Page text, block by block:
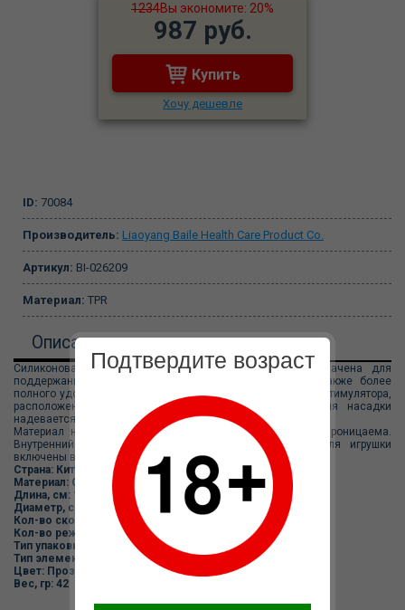
1234Вы экономите: 20%
987 руб.
Купить
Хочу дешевле
ID: 70084
Производитель: Liaoyang Baile Health Care Product Co.
Артикул: BI-026209
Материал: TPR
Описание
Силиконовая вибронасадка в форме клетки предназначена для
поддержания эрекции, пролонгации полового акта, а также более
полного удовлетворения партнера за счет мощного вибростимулятора,
расположенного на теле насадки. Кольцо у основания насадки
надевается на мошонку для пролонгации полового акта.
Материал не содержит фталатов. Вибронасадка водонепроницаема.
Внутренний диаметр- 3,8 см. Вибропуля, батарейки, для игрушки
включены в комплект.
Страна: Китай
Материал: Силикон
Длина, см: 13.50
Диаметр, см:
Кол-во скоростей вибрации:
Кол-во режимов вибрации:
Тип упаковки:
Коробка
Тип элемента питания:
LR44(в комплекте)
Цвет: Прозрачный
Вес, гр: 42
Подтвердите возраст